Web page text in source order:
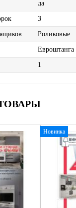
да
3
Роликовые
Евроштанга
1
Новинка